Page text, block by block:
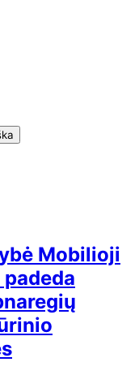
Mobilioji
padeda